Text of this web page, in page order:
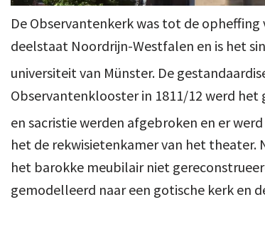
De Observantenkerk was tot de
deelstaat Noordrijn-Westfalen en is het
universiteit van Münster. De
Observantenklooster in 1811/12 werd
en sacristie werden afgebroken en er
het de rekwisietenkamer van het theater.
het barokke meubilair niet
gemodelleerd naar een gotische kerk en